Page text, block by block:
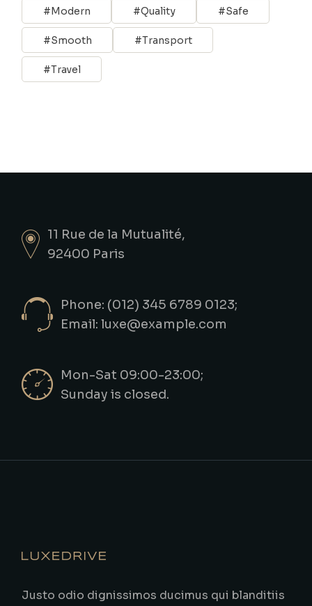
Modern Quality Safe
Smooth Transport
Travel
11 Rue de la Mutualité,
92400 Paris
Phone: (012) 345 6789 0123;
Email:luxe@example.com
Mon-Sat 09:00-23:00;
Sunday is closed.
Justo odio dignissimos ducimus qui blanditiis